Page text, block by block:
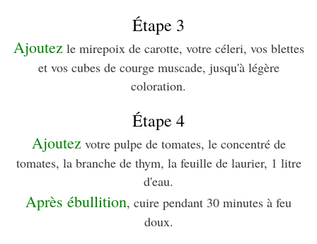
Étape 3
Ajoutezle mirepoix de carotte, votre céleri, vos blettes
et vos cubes de courge muscade, jusqu'à légère
coloration.
Étape 4
Ajoutezvotre pulpe de tomates, le concentré de
tomates, la branche de thym, la feuille de laurier, 1 litre
d'eau.
Après ébullition, cuire pendant 30 minutes à feu
doux.